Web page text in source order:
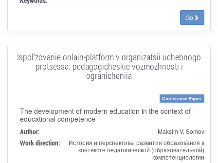
Go
Ispol'zovanie onlain-platform v organizatsii uchebnogo
protsessa: pedagogicheskie vozmozhnosti i
ogranicheniia
Conference Paper
The development of modern education in the context of
educational competence
Author: Maksim V. Somov
Work direction:
История и перспективы развития образования в
контексте педагогической (образовательной)
компетенциологии